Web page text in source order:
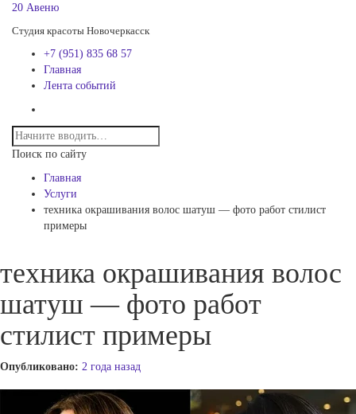
20 Авеню
Студия красоты Новочеркасск
+7 (951) 835 68 57
Главная
Лента событий
Поиск по сайту
Главная
Услуги
техника окрашивания волос шатуш — фото работ стилист
примеры
техника окрашивания волос
шатуш — фото работ
стилист примеры
Опубликовано: 2 года назад